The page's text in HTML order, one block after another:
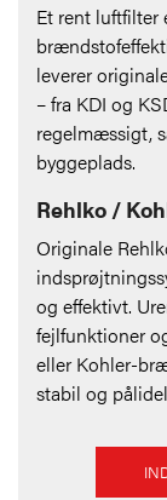
Et rent
leverer
– fra KDI og
regelmæssigt,
byggeplads.
Rehlko /
Originale
og effektivt.
fejlfunktioner
eller Kohler-
stabil og